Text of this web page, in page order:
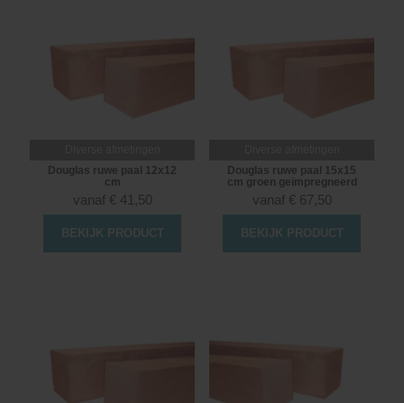
Douglas ruwe paal 12x12
cm
vanaf € 41,50
BEKIJK PRODUCT
Douglas ruwe paal 15x15
cm groen geïmpregneerd
vanaf € 67,50
BEKIJK PRODUCT